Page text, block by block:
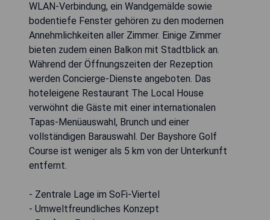
WLAN-Verbindung, ein Wandgemälde sowie
bodentiefe Fenster gehören zu den modernen
Annehmlichkeiten aller Zimmer. Einige Zimmer
bieten zudem einen Balkon mit Stadtblick an.
Während der Öffnungszeiten der Rezeption
werden Concierge-Dienste angeboten. Das
hoteleigene Restaurant The Local House
verwöhnt die Gäste mit einer internationalen
Tapas-Menüauswahl, Brunch und einer
vollständigen Barauswahl. Der Bayshore Golf
Course ist weniger als 5 km von der Unterkunft
entfernt.
- Zentrale Lage im SoFi-Viertel
- Umweltfreundliches Konzept